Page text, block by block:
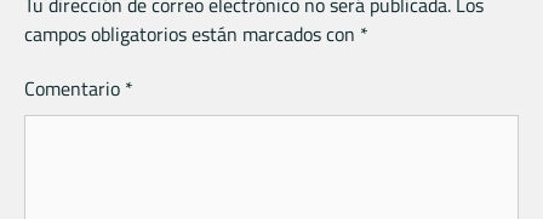
campos obligatorios están marcados con *
Comentario *